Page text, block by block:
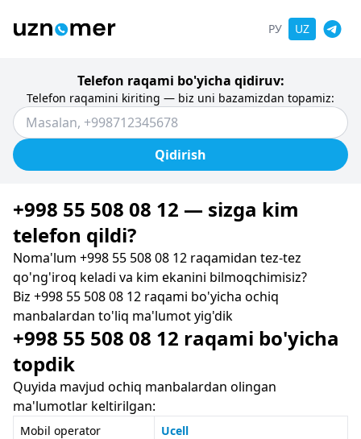
РУ UZ
Telefon raqami bo'yicha qidiruv:
Telefon raqamini kiriting — biz uni bazamizdan topamiz:
Qidirish
+998 55 508 08 12 — sizga kim
telefon qildi?
Noma'lum +998 55 508 08 12 raqamidan tez-tez
qo'ng'iroq keladi va kim ekanini bilmoqchimisiz?
Biz +998 55 508 08 12 raqami bo'yicha ochiq
manbalardan to'liq ma'lumot yig'dik
+998 55 508 08 12 raqami bo'yicha
topdik
Quyida mavjud ochiq manbalardan olingan
ma'lumotlar keltirilgan:
Mobil operator
Ucell